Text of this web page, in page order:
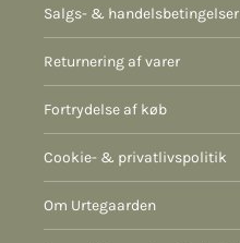
Salgs- & handelsbetingelser
Returnering af varer
Fortrydelse af køb
Cookie- & privatlivspolitik
Om Urtegaarden